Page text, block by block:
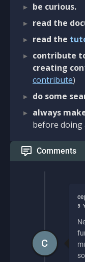
be curious.
read the
read the
contribute
creating
contribute)
do some
always
before
Comments
5
C